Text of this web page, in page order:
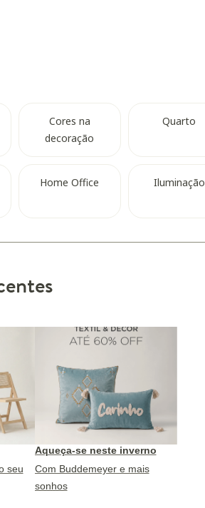
Cores na
decoração
Quarto
Home Office Iluminação
seu
Aqueça-se neste inverno
Com Buddemeyer e mais
sonhos